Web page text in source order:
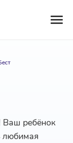
Ваш ребёнок
любимая